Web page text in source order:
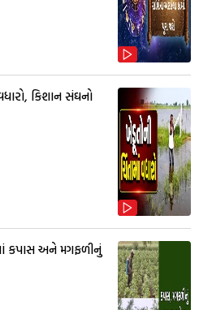
કિશાન સંઘનો
કપાસ અને મગફળીનું